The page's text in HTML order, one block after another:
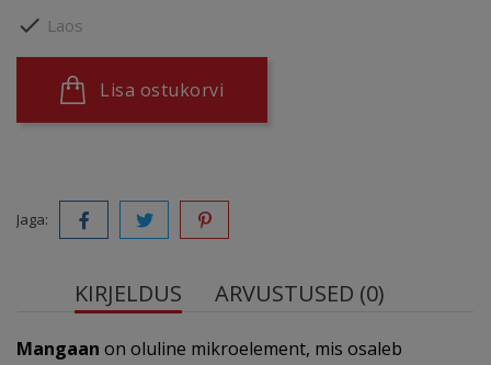
 Laos
Lisa ostukorvi
Jaga:
KIRJELDUS ARVUSTUSED (0)
Mangaan on oluline mikroelement, mis osaleb